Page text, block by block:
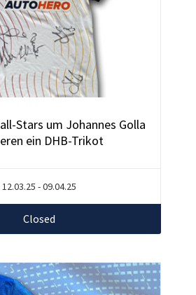
Stars um Johannes Golla
ein DHB-Trikot
12.03.25 - 09.04.25
Closed